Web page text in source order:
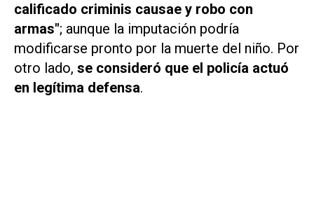
calificado criminis causae y robo con
armas"; aunque la imputación podría
modificarse pronto por la muerte del niño. Por
otro lado, se consideró que el policía actuó
en legítima defensa.